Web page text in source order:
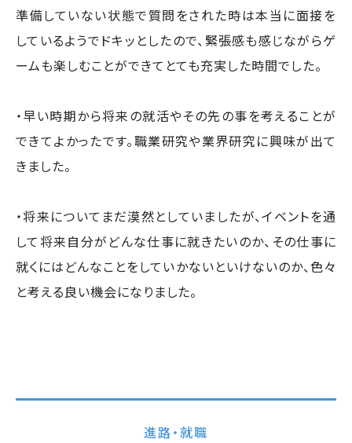
準備していない状態で質問をされた時は本当に面接を
しているようでドキッとしたので、緊張感も感じながらゲ
ームも楽しむことができてとても充実した時間でした。
・早い時期から将来の就活やその先の事を考えることが
できてよかったです。職業研究や業界研究に興味が出て
きました。
・将来についてまだ漠然としていましたが、イベントを通
して将来自分がどんな仕事に就きたいのか、その仕事に
就くにはどんなことをしていかないといけないのか、色々
と考える良い機会になりました。
進路・就職